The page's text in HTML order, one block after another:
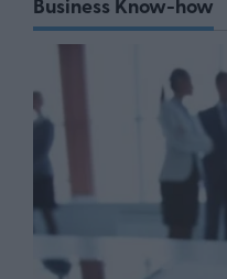
Business Know-how